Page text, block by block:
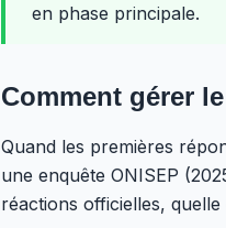
en phase principale.
Comment gérer
Quand les premières
une enquête ONISEP
réactions officielles,